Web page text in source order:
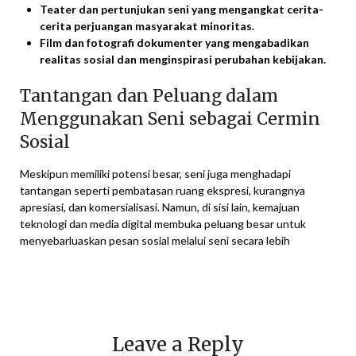
Teater dan pertunjukan seni yang mengangkat cerita-
cerita perjuangan masyarakat minoritas.
Film dan fotografi dokumenter yang mengabadikan
realitas sosial dan menginspirasi perubahan kebijakan.
Tantangan dan Peluang dalam
Menggunakan Seni sebagai Cermin
Sosial
Meskipun memiliki potensi besar, seni juga menghadapi
tantangan seperti pembatasan ruang ekspresi, kurangnya
apresiasi, dan komersialisasi. Namun, di sisi lain, kemajuan
teknologi dan media digital membuka peluang besar untuk
menyebarluaskan pesan sosial melalui seni secara lebih
Leave a Reply